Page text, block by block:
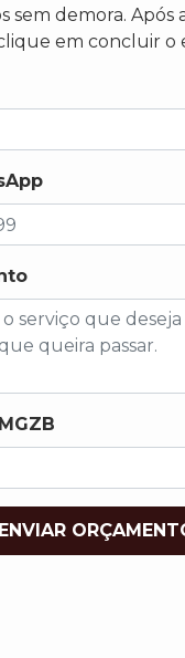
sem demora. Após
em concluir o
MGZB